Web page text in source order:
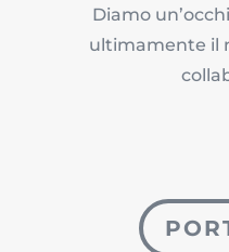
Diamo
ultimamente il